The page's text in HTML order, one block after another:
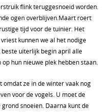
flink teruggesnoeid worden.
ogen overblijven.Maart roert
tijd voor de tuinier. Het
kunnen we al het nodige
uiterlijk begin april alle
hun nieuwe plek hebben staan.
ze in de winter vaak nog
voor de vogels. U moet de
snoeien. Daarna kunt de